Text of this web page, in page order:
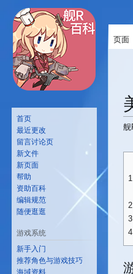
舰
1
2
3
4
页面
首页
最近更改
留言讨论页
新文件
新页面
帮助
资助百科
编辑规范
随便逛逛
游戏系统
新手入门
推荐角色与游戏技巧
海域资料